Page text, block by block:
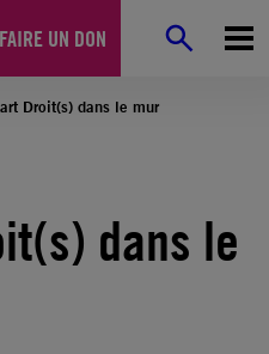
FAIRE UN DON
Droit(s) dans le mur
dans le